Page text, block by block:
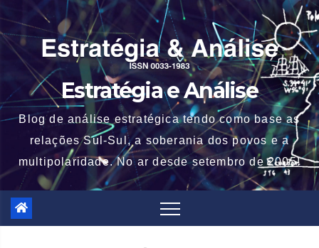
to
content
Estratégia e Análise
Blog de análise estratégica tendo como base as
relações Sul-Sul, a soberania dos povos e a
multipolaridade. No ar desde setembro de 2005!